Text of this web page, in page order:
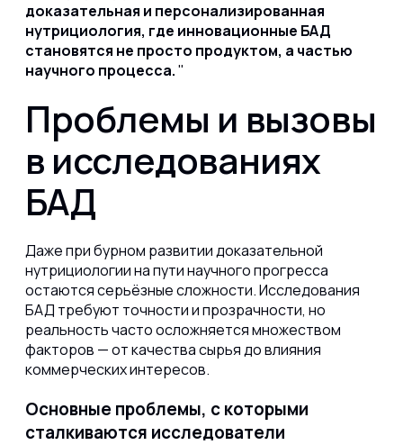
доказательная и персонализированная
нутрициология, где инновационные БАД
становятся не просто продуктом, а частью
научного процесса.
Проблемы и вызовы
в исследованиях
БАД
Даже при бурном развитии доказательной
нутрициологии на пути научного прогресса
остаются серьёзные сложности. Исследования
БАД требуют точности и прозрачности, но
реальность часто осложняется множеством
факторов — от качества сырья до влияния
коммерческих интересов.
Основные проблемы, с которыми
сталкиваются исследователи